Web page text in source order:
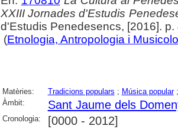
XXIII Jornades d'Estudis
d'Estudis Penedesencs, [2016]. p.
(Etnologia, Antropologia i
Matèries: Tradicions populars ; Música popular
Àmbit:
Sant Jaume dels
Cronologia: [0000 - 2012]